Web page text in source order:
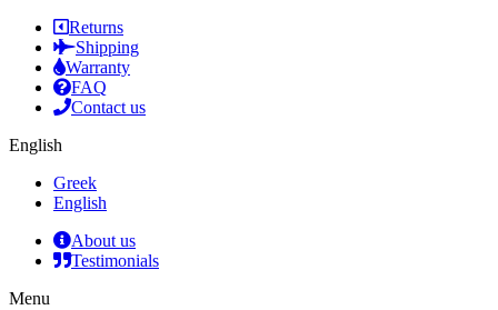
Returns
Shipping
Warranty
FAQ
Contact us
English
Greek
English
About us
Testimonials
Menu